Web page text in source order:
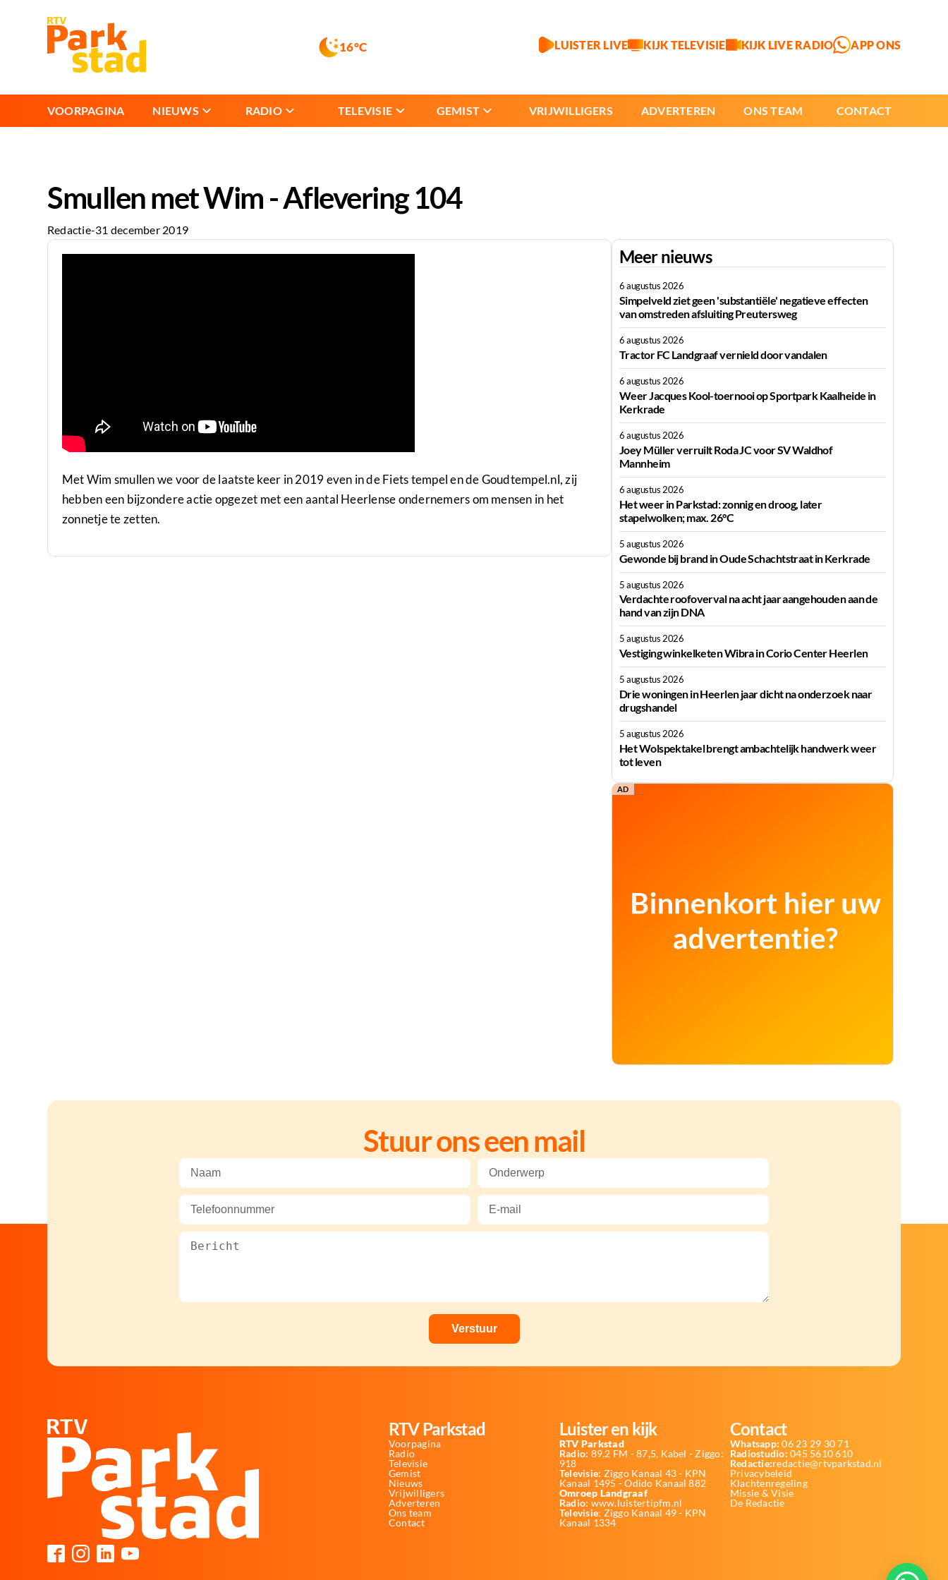
16°C LUISTER LIVE KIJK TELEVISIE KIJK LIVE RADIO APP ONS
VOORPAGINA NIEUWS RADIO TELEVISIE GEMIST VRIJWILLIGERS ADVERTEREN ONS TEAM CONTACT
Smullen met Wim - Aflevering 104
Redactie-31 december 2019
Met Wim smullen we voor de laatste keer in 2019 even in de Fiets tempel en de Goudtempel.nl, zij
hebben een bijzondere actie opgezet met een aantal Heerlense ondernemers om mensen in het
zonnetje te zetten.
Meer nieuws
6 augustus 2026
Simpelveld ziet geen 'substantiële' negatieve effecten
van omstreden afsluiting Preutersweg
6 augustus 2026
Tractor FC Landgraaf vernield door vandalen
6 augustus 2026
Weer Jacques Kool-toernooi op Sportpark Kaalheide in
Kerkrade
6 augustus 2026
Joey Müller verruilt Roda JC voor SV Waldhof
Mannheim
6 augustus 2026
Het weer in Parkstad: zonnig en droog, later
stapelwolken; max. 26°C
5 augustus 2026
Gewonde bij brand in Oude Schachtstraat in Kerkrade
5 augustus 2026
Verdachte roofoverval na acht jaar aangehouden aan de
hand van zijn DNA
5 augustus 2026
Vestiging winkelketen Wibra in Corio Center Heerlen
5 augustus 2026
Drie woningen in Heerlen jaar dicht na onderzoek naar
drugshandel
5 augustus 2026
Het Wolspektakel brengt ambachtelijk handwerk weer
tot leven
AD
Stuur ons een mail
RTV Parkstad
Voorpagina
Radio
Televisie
Gemist
Nieuws
Vrijwilligers
Adverteren
Ons team
Contact
Luister en kijk
RTV Parkstad
Radio: 89,2 FM - 87,5, Kabel - Ziggo:
918
Televisie: Ziggo Kanaal 43 - KPN
Kanaal 1495 - Odido Kanaal 882
Omroep Landgraaf
Radio: www.luistertipfm.nl
Televisie: Ziggo Kanaal 49 - KPN
Kanaal 1334
Contact
Whatsapp: 06 23 29 30 71
Radiostudio: 045 5610 610
Redactie:redactie@rtvparkstad.nl
Privacybeleid
Klachtenregeling
Missie & Visie
De Redactie